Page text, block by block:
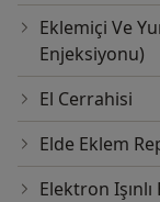
Eklemiçi Ve
Enjeksiyonu)
El Cerrahisi
Elde Eklem
Elektron